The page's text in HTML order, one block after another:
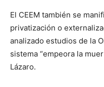
El CEEM también se
privatización o
analizado estudios de la
sistema “empeora la
Lázaro.